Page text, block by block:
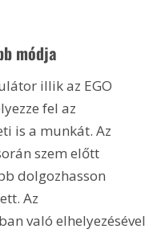
módja
illik az EGO
fel az
is a munkát. Az
szem előtt
dolgozhasson
Az
való elhelyezésével